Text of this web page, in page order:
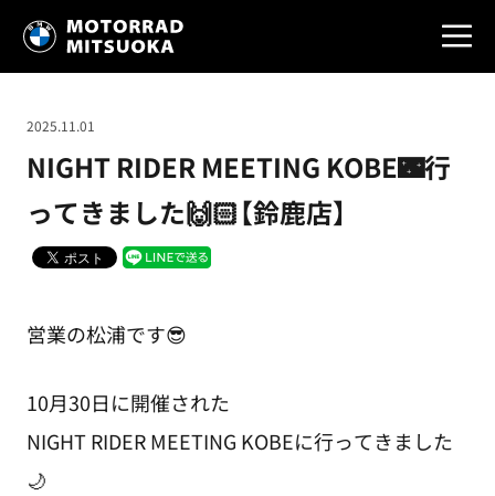
NIGHT RIDER MEETING KOBE🌃行
ってきました🙌🏻【鈴鹿店】
2025.11.01
営業の松浦です😎
10月30日に開催された
NIGHT RIDER MEETING KOBEに行ってきました
🌙